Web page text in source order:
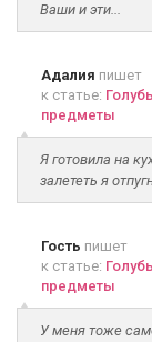
Ваши и эти...
Адалия пишет
к статье:
предметы
Я готовила на
залететь я
Гость пишет
к статье:
предметы
У меня тоже